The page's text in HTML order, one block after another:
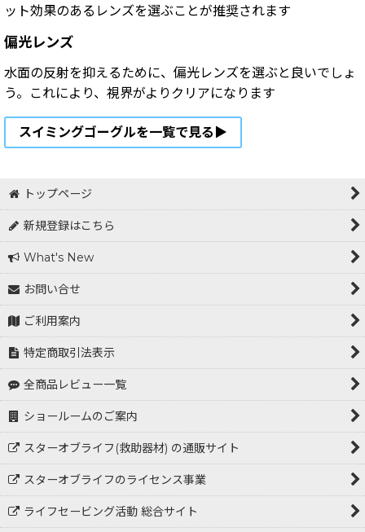
ット効果のあるレンズを選ぶことが推奨されます
偏光レンズ
水面の反射を抑えるために、偏光レンズを選ぶと良いでしょ
う。これにより、視界がよりクリアになります
スイミングゴーグルを一覧で見る▶
トップページ
新規登録はこちら
What's New
お問い合せ
ご利用案内
特定商取引法表示
全商品レビュー一覧
ショールームのご案内
スターオブライフ(救助器材) の通販サイト
スターオブライフのライセンス事業
ライフセービング活動 総合サイト